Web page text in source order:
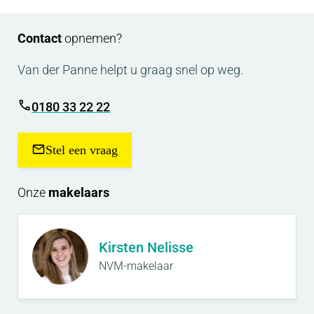
woningen zullen worden aangeboden vanaf circa €
535.000,- v.o.n.
Contactopnemen?
Van der Panne helpt u graag snel op weg.
0180 33 22 22
Stel een vraag
Onze makelaars
Kirsten Nelisse
NVM-makelaar